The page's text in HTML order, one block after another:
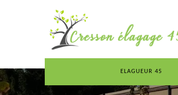
ELAGUEUR 45